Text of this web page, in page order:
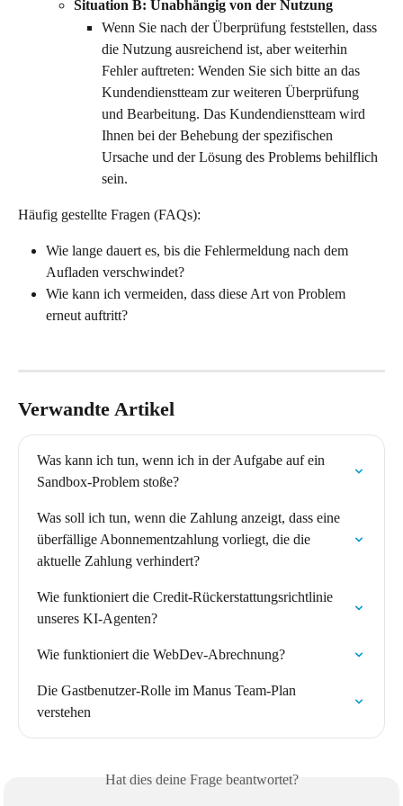
Situation B: Unabhängig von der Nutzung
Wenn Sie nach der Überprüfung feststellen, dass
die Nutzung ausreichend ist, aber weiterhin
Fehler auftreten: Wenden Sie sich bitte an das
Kundendienstteam zur weiteren Überprüfung
und Bearbeitung. Das Kundendienstteam wird
Ihnen bei der Behebung der spezifischen
Ursache und der Lösung des Problems behilflich
sein.
Häufig gestellte Fragen (FAQs):
Wie lange dauert es, bis die Fehlermeldung nach dem
Aufladen verschwindet?
Wie kann ich vermeiden, dass diese Art von Problem
erneut auftritt?
Verwandte Artikel
Was kann ich tun, wenn ich in der Aufgabe auf ein
Sandbox-Problem stoße?
Was soll ich tun, wenn die Zahlung anzeigt, dass eine
überfällige Abonnementzahlung vorliegt, die die
aktuelle Zahlung verhindert?
Wie funktioniert die Credit-Rückerstattungsrichtlinie
unseres KI-Agenten?
Wie funktioniert die WebDev-Abrechnung?
Die Gastbenutzer-Rolle im Manus Team-Plan
verstehen
Hat dies deine Frage beantwortet?